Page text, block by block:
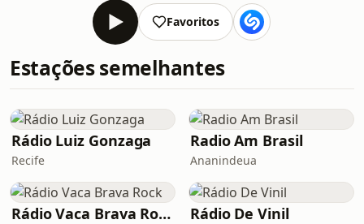
Favoritos
Estações semelhantes
Rádio Luiz Gonzaga
Recife
Radio Am Brasil
Ananindeua
Rádio Vaca Brava Rock Rádio De Vinil